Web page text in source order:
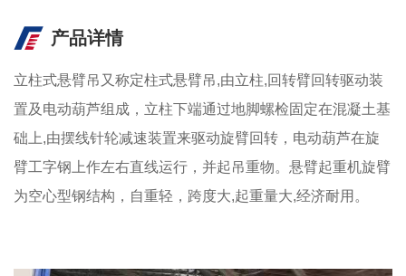
产品详情
立柱式悬臂吊又称定柱式悬臂吊,由立柱,回转臂回转驱动装
置及电动葫芦组成，立柱下端通过地脚螺检固定在混凝土基
础上,由摆线针轮减速装置来驱动旋臂回转，电动葫芦在旋
臂工字钢上作左右直线运行，并起吊重物。悬臂起重机旋臂
为空心型钢结构，自重轻，跨度大,起重量大,经济耐用。